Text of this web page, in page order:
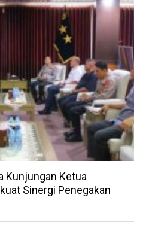
Kunjungan Ketua
Sinergi Penegakan